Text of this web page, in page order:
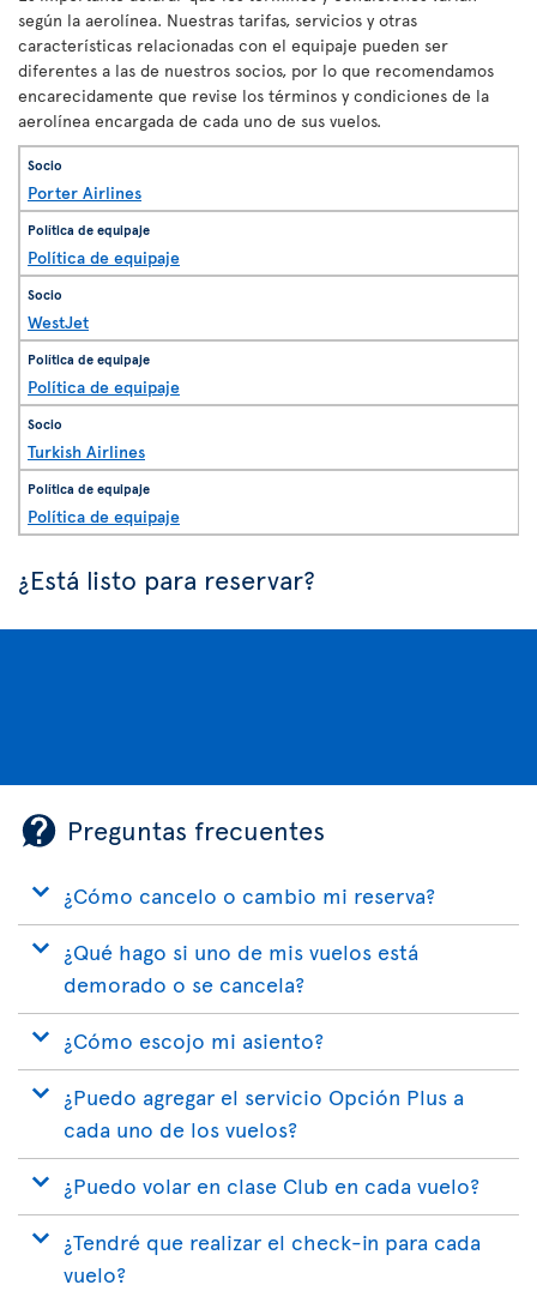
según la aerolínea. Nuestras tarifas, servicios y otras
características relacionadas con el equipaje pueden ser
diferentes a las de nuestros socios, por lo que recomendamos
encarecidamente que revise los términos y condiciones de la
aerolínea encargada de cada uno de sus vuelos.
Porter Airlines
Política de equipaje
WestJet
Política de equipaje
Turkish Airlines
Política de equipaje
¿Está listo para reservar?
Preguntas frecuentes
¿Cómo cancelo o cambio mi reserva?
¿Qué hago si uno de mis vuelos está
demorado o se cancela?
¿Cómo escojo mi asiento?
¿Puedo agregar el servicio Opción Plus a
cada uno de los vuelos?
¿Puedo volar en clase Club en cada vuelo?
¿Tendré que realizar el check-in para cada
vuelo?